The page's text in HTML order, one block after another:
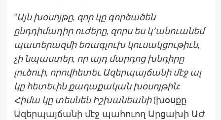
“Այն խօսոյթը, զոր կը գործածեն
ընդդիմադիր ուժերը, զորս ես կ՚անուանեմ
պատերազմի եռագլուխ կուսակցութիւն,
չի նպաստեր, որ այդ մարդոց խնդիրը
լուծուի, որովհետեւ Ազերպայճանի մէջ ալ
կը հետեւին քաղաքական խօսոյթին:
Հիմա կը տեսնեն Իշխանեանի(խօսքը
Ազերպայճանի մէջ պահուող Արցախի ԱԺ